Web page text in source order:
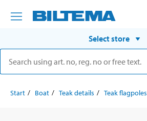
Select store
Start Boat Teak details Teak flagpoles